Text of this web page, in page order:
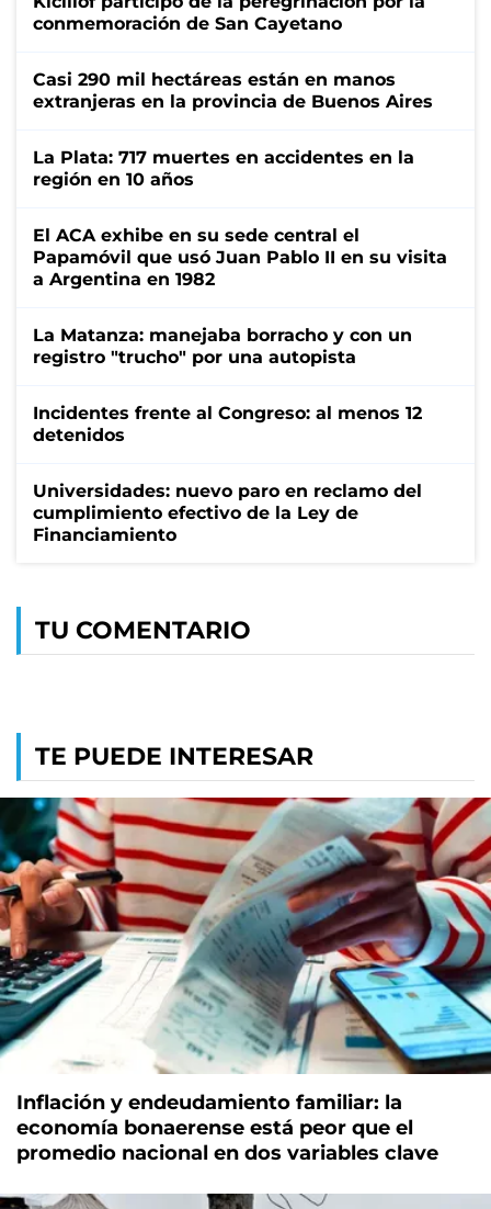
conmemoración de San Cayetano
Casi 290 mil hectáreas están en manos
extranjeras en la provincia de Buenos Aires
La Plata: 717 muertes en accidentes en la
región en 10 años
El ACA exhibe en su sede central el
Papamóvil que usó Juan Pablo II en su visita
a Argentina en 1982
La Matanza: manejaba borracho y con un
registro "trucho" por una autopista
Incidentes frente al Congreso: al menos 12
detenidos
Universidades: nuevo paro en reclamo del
cumplimiento efectivo de la Ley de
Financiamiento
TU COMENTARIO
TE PUEDE INTERESAR
Inflación y endeudamiento familiar: la
economía bonaerense está peor que el
promedio nacional en dos variables clave